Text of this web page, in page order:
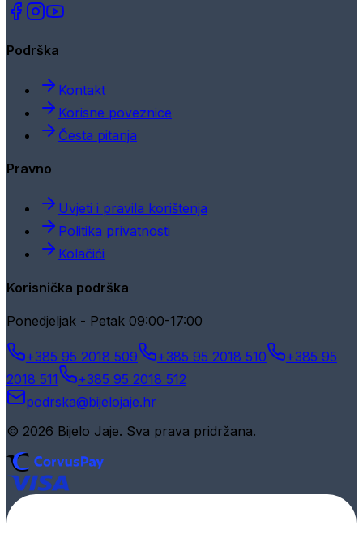
Podrška
Kontakt
Korisne poveznice
Česta pitanja
Pravno
Uvjeti i pravila korištenja
Politika privatnosti
Kolačići
Korisnička podrška
Ponedjeljak - Petak 09:00-17:00
+385 95 2018 509 +385 95 2018 510
+385 95
2018 511
+385 95 2018 512
podrska@bijelojaje.hr
© 2026 Bijelo Jaje. Sva prava pridržana.